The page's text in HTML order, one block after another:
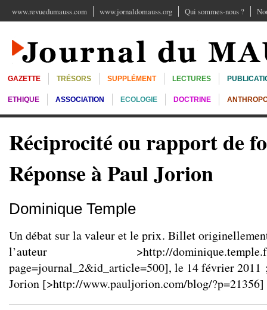
www.revuedumauss.com www.jornaldomauss.org Qui sommes-nous ?
GAZETTE TRÉSORS SUPPLÉMENT LECTURES
ETHIQUE ASSOCIATION ECOLOGIE DOCTRINE
Réciprocité ou rapport de
Réponse à Paul Jorion
Dominique Temple
Un débat sur la valeur et le prix. Billet
l’auteur >http://
page=journal_2&id_article=500], le 14 février 2011
Jorion [>http://www.pauljorion.com/blog/?p=21356]